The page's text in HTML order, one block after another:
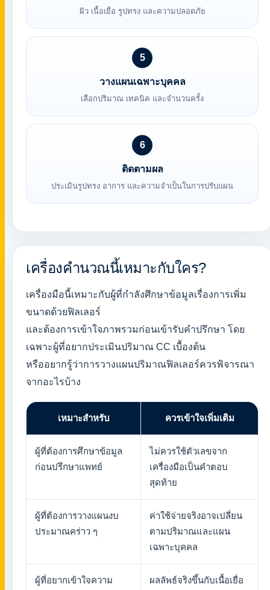
ผิว เนื้อเยื่อ รูปทรง และความปลอดภัย
5
วางแผนเฉพาะบุคคล
เลือกปริมาณ เทคนิค และจำนวนครั้ง
6
ติดตามผล
ประเมินรูปทรง อาการ และความจำเป็นในการปรับแผน
เครื่องคำนวณนี้เหมาะกับใคร?
เครื่องมือนี้เหมาะกับผู้ที่กำลังศึกษาข้อมูลเรื่องการเพิ่ม
ขนาดด้วยฟิลเลอร์
และต้องการเข้าใจภาพรวมก่อนเข้ารับคำปรึกษา โดย
เฉพาะผู้ที่อยากประเมินปริมาณ CC เบื้องต้น
หรืออยากรู้ว่าการวางแผนปริมาณฟิลเลอร์ควรพิจารณา
จากอะไรบ้าง
เหมาะสำหรับ ควรเข้าใจเพิ่มเติม
ผู้ที่ต้องการศึกษาข้อมูล
ก่อนปรึกษาแพทย์
ไม่ควรใช้ตัวเลขจาก
เครื่องมือเป็นคำตอบ
สุดท้าย
ผู้ที่ต้องการวางแผนงบ
ประมาณคร่าว ๆ
ค่าใช้จ่ายจริงอาจเปลี่ยน
ตามปริมาณและแผน
เฉพาะบุคคล
ผู้ที่อยากเข้าใจความ
ผลลัพธ์จริงขึ้นกับเนื้อเยื่อ